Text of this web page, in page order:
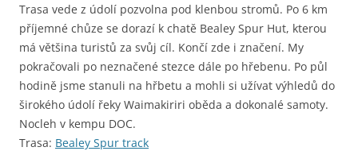
Trasa vede z údolí pozvolna pod klenbou stromů. Po 6 km
příjemné chůze se dorazí k chatě Bealey Spur Hut, kterou
má většina turistů za svůj cíl. Končí zde i značení. My
pokračovali po neznačené stezce dále po hřebenu. Po půl
hodině jsme stanuli na hřbetu a mohli si užívat výhledů do
širokého údolí řeky Waimakiriri oběda a dokonalé samoty.
Nocleh v kempu DOC.
Trasa: Bealey Spur track